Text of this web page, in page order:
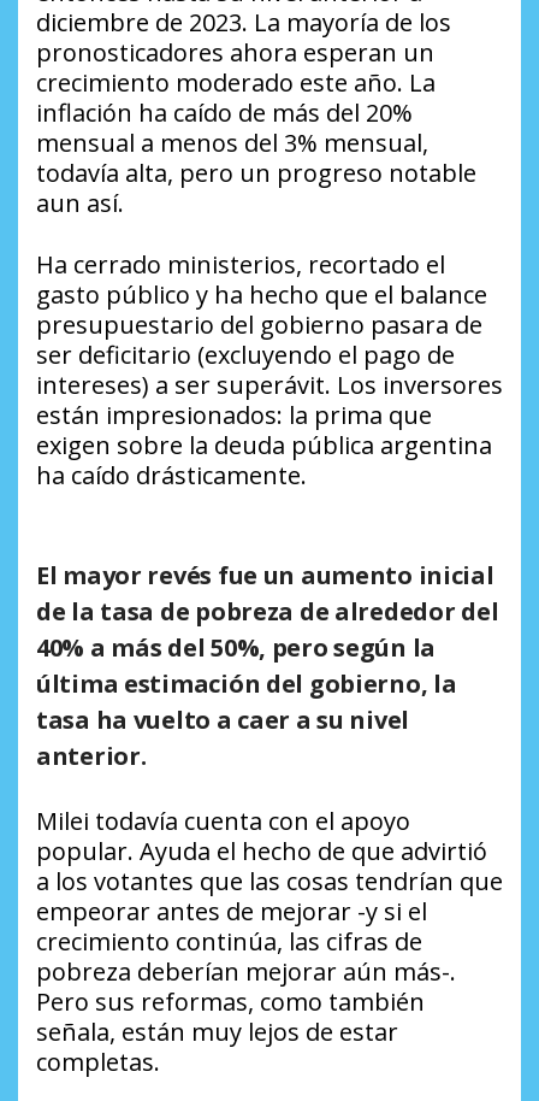
diciembre de 2023. La mayoría de los
pronosticadores ahora esperan un
crecimiento moderado este año. La
inflación ha caído de más del 20%
mensual a menos del 3% mensual,
todavía alta, pero un progreso notable
aun así.
Ha cerrado ministerios, recortado el
gasto público y ha hecho que el balance
presupuestario del gobierno pasara de
ser deficitario (excluyendo el pago de
intereses) a ser superávit. Los inversores
están impresionados: la prima que
exigen sobre la deuda pública argentina
ha caído drásticamente.
El mayor revés fue un aumento inicial
de la tasa de pobreza de alrededor del
40% a más del 50%, pero según la
última estimación del gobierno, la
tasa ha vuelto a caer a su nivel
anterior.
Milei todavía cuenta con el apoyo
popular. Ayuda el hecho de que advirtió
a los votantes que las cosas tendrían que
empeorar antes de mejorar -y si el
crecimiento continúa, las cifras de
pobreza deberían mejorar aún más-.
Pero sus reformas, como también
señala, están muy lejos de estar
completas.